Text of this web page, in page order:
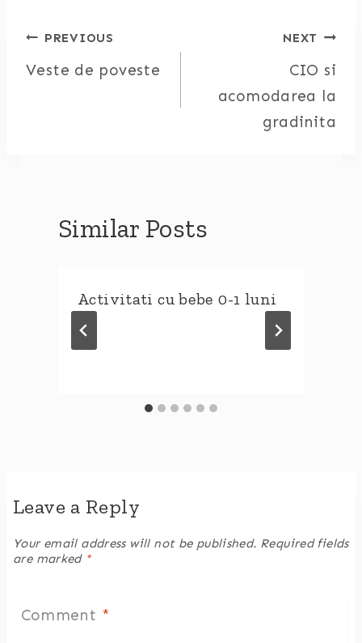
Post
navigation
PREVIOUS
Veste de poveste
NEXT
CIO si
acomodarea la
gradinita
Similar Posts
Activitati cu bebe 0-1 luni
Leave a Reply
Your email address will not be published. Required fields
are marked *
Comment *